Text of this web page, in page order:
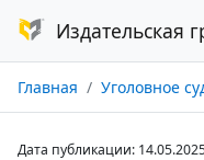
Издательская
Главная Уголовное судопроизводство №
Дата публикации: